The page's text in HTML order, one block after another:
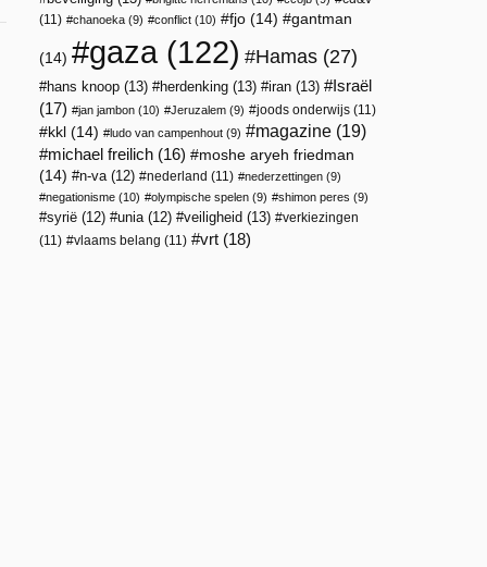
(11)
chanoeka (9) conflict (10) fjo (14) gantman
(14) gaza(122) Hamas (27)
hans knoop (13) herdenking (13) iran (13)
Israël
(17)
jan jambon (10) Jeruzalem (9) joods onderwijs (11)
kkl (14) ludo van campenhout (9) magazine (19)
michael freilich (16)
moshe aryeh friedman
(14)
n-va(12) nederland (11) nederzettingen (9)
negationisme (10) olympische spelen (9) shimon peres (9)
syrië (12) unia(12) veiligheid (13)
verkiezingen
(11)
vlaams belang (11) vrt (18)